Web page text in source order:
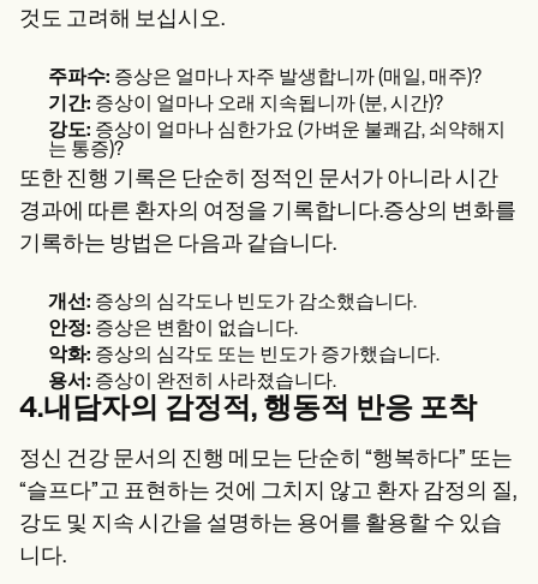
것도 고려해 보십시오.
주파수: 증상은 얼마나 자주 발생합니까 (매일, 매주)?
기간: 증상이 얼마나 오래 지속됩니까 (분, 시간)?
강도: 증상이 얼마나 심한가요 (가벼운 불쾌감, 쇠약해지
는 통증)?
또한 진행 기록은 단순히 정적인 문서가 아니라 시간
경과에 따른 환자의 여정을 기록합니다.증상의 변화를
기록하는 방법은 다음과 같습니다.
개선: 증상의 심각도나 빈도가 감소했습니다.
안정: 증상은 변함이 없습니다.
악화: 증상의 심각도 또는 빈도가 증가했습니다.
용서: 증상이 완전히 사라졌습니다.
4.내담자의 감정적, 행동적 반응 포착
정신 건강 문서의 진행 메모는 단순히 “행복하다” 또는
“슬프다”고 표현하는 것에 그치지 않고 환자 감정의 질,
강도 및 지속 시간을 설명하는 용어를 활용할 수 있습
니다.